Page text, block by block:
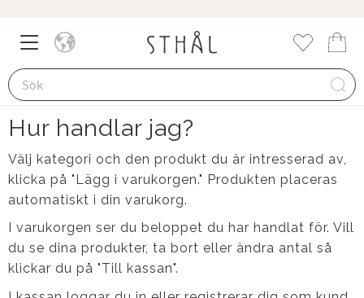
Meny
Hur handlar jag?
Välj kategori och den produkt du är intresserad av,
klicka på "Lägg i varukorgen." Produkten placeras
automatiskt i din varukorg.
I varukorgen ser du beloppet du har handlat för. Vill
du se dina produkter, ta bort eller ändra antal så
klickar du på "Till kassan".